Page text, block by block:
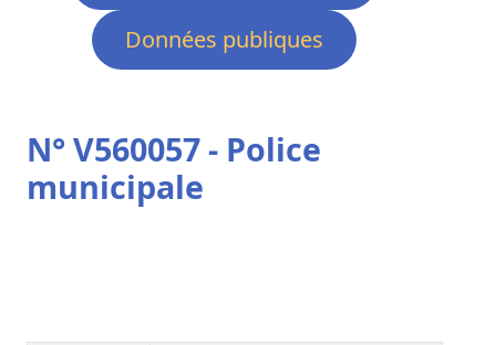
Données publiques
N° V560057 - Police
municipale